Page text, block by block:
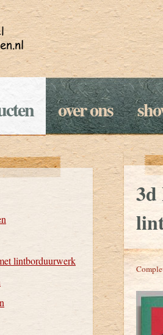
over ons
lintborduurwerk